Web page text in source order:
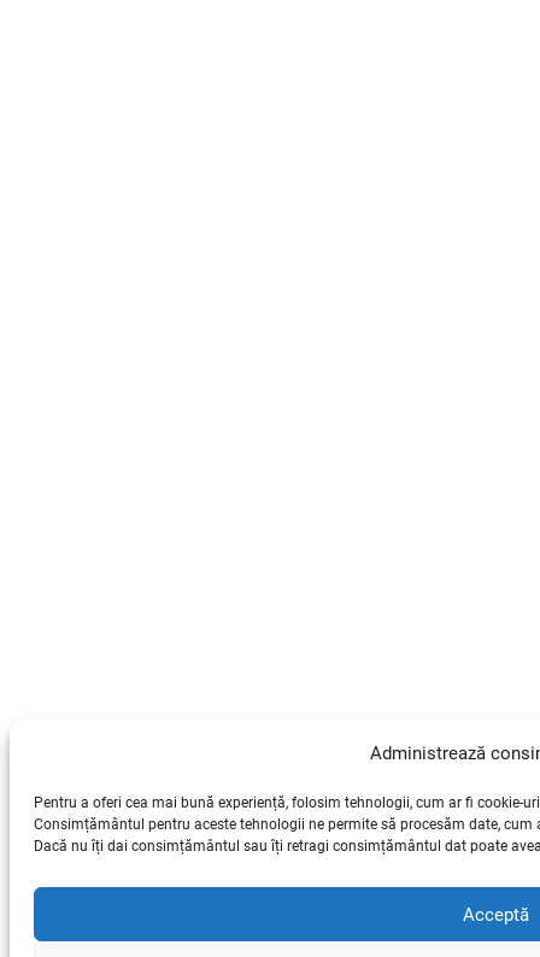
Administrează
Pentru a oferi cea mai bună experiență, folosim tehnologii, cum ar fi cookie-
Consimțământul pentru aceste tehnologii ne permite să procesăm date,
Dacă nu îți dai consimțământul sau îți retragi consimțământul dat poate
Acceptă